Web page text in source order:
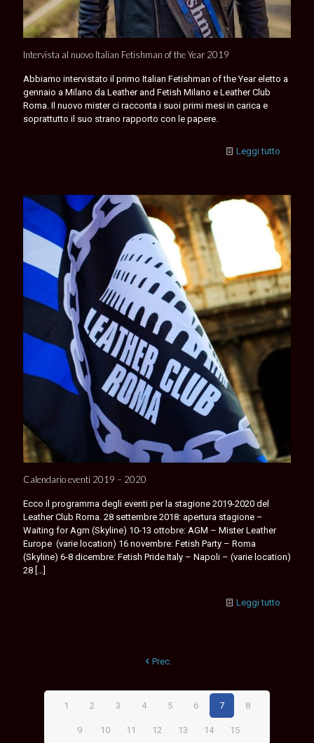
Intervista al nuovo Italian Fetishman of the Year 2019
Abbiamo intervistato il primo Italian Fetishman of the Year eletto a
gennaio a Milano da Leather and Fetish Milano e Leather Club
Roma. Il nuovo mister ci racconta i suoi primi mesi in carica e
soprattutto il suo strano rapporto con le papere.
Leggi tutto
Calendario eventi 2019 – 2020
Ecco il programma degli eventi per la stagione 2019-2020 del
Leather Club Roma. 28 settembre 2018: apertura stagione –
Waiting for Agm (Skyline) 10-13 ottobre: AGM – Mister Leather
Europe (varie location) 16 novembre: Fetish Party – Roma
(Skyline) 6-8 dicembre: Fetish Pride Italy – Napoli – (varie location)
28 […]
Leggi tutto
Prec.
1 2 3 4 5 6 7 8
9 10 11 12 13 14 15